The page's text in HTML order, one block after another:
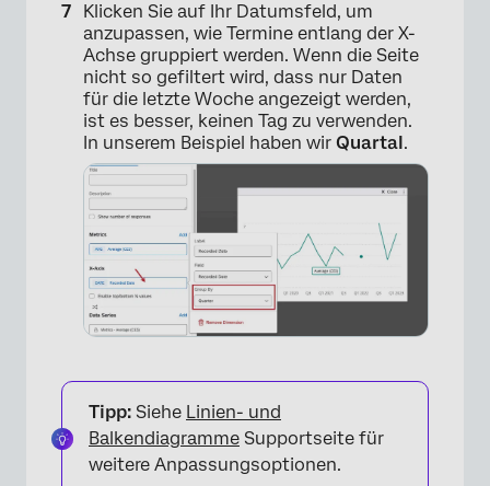
×
×
Klicken Sie auf Ihr Datumsfeld, um
anzupassen, wie Termine entlang der X-
Achse gruppiert werden. Wenn die Seite
nicht so gefiltert wird, dass nur Daten
für die letzte Woche angezeigt werden,
ist es besser, keinen Tag zu verwenden.
In unserem Beispiel haben wir Quartal .
Tipp: Siehe Linien- und
Balkendiagramme Supportseite für
weitere Anpassungsoptionen.